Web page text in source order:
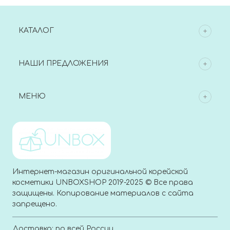
КАТАЛОГ
НАШИ ПРЕДЛОЖЕНИЯ
МЕНЮ
Интернет-магазин оригинальной корейской
косметики UNBOXSHOP 2019-2025 © Все права
защищены. Копирование материалов с сайта
запрещено.